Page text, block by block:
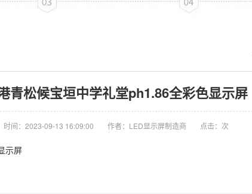
青松候宝垣中学礼堂ph1.86全彩色显示屏
时间：2023-09-13 16:09:00 作者：LED显示屏制造商 点击： 次